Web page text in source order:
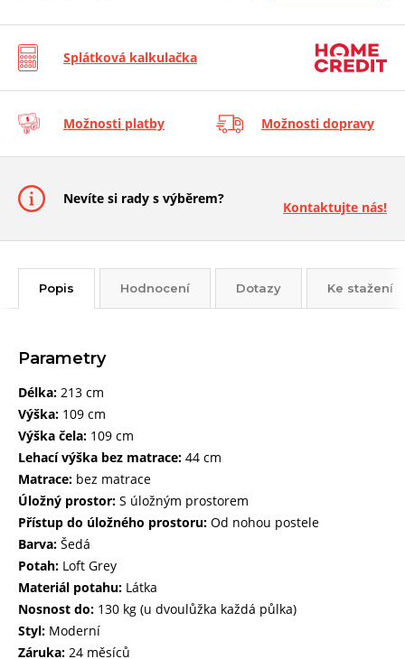
Splátková kalkulačka
Možnosti platby Možnosti dopravy
Nevíte si rady s výběrem?
Kontaktujte nás!
Popis Hodnocení Dotazy Ke stažení
Parametry
Délka: 213 cm
Výška: 109 cm
Výška čela: 109 cm
Lehací výška bez matrace: 44 cm
Matrace: bez matrace
Úložný prostor: S úložným prostorem
Přístup do úložného prostoru: Od nohou postele
Barva: Šedá
Potah: Loft Grey
Materiál potahu: Látka
Nosnost do: 130 kg (u dvoulůžka každá půlka)
Styl: Moderní
Záruka: 24 měsíců